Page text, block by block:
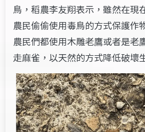
鳥，稻農李友翔表示，雖然在現
農民偷偷使用毒鳥的方式保護作
農民們都使用木雕老鷹或者是老
走麻雀，以天然的方式降低破壞